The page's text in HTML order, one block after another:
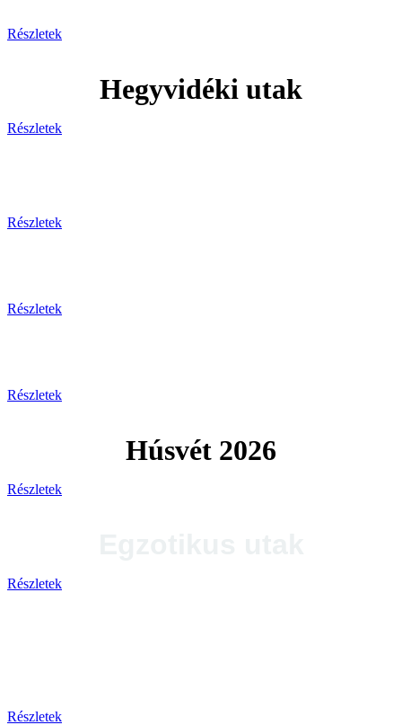
Részletek
Hegyvidéki utak
Részletek
Részletek
Részletek
Részletek
Húsvét 2026
Részletek
Részletek
Részletek